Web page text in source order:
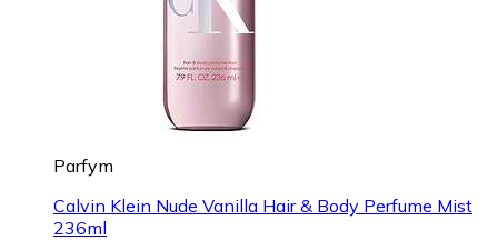
Parfym
Calvin Klein Nude Vanilla Hair & Body Perfume Mist
236ml